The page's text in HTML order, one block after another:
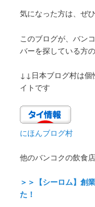
気になった方は、ぜ
このブログが、バン
バーを探している方
↓↓日本ブログ村は個
イトです
にほんブログ村
他のバンコクの飲食
＞＞【シーロム】創
た！